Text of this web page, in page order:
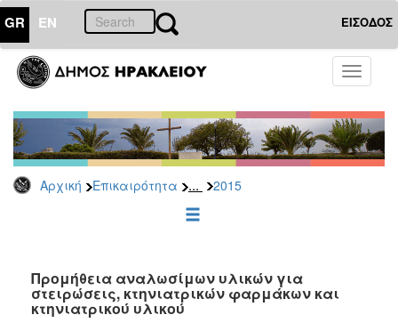
GR EN ΕΙΣΟΔΟΣ
Toggle
Αρχική Επικαιρότητα ... 2015
ΕΠΙΚΑΙΡΟΤΗΤΑ
-
Δημοπρασίες
Αρχείο
2026
2022
2021
Προμήθεια αναλωσίμων υλικών για
στειρώσεις, κτηνιατρικών φαρμάκων και
κτηνιατρικού υλικού